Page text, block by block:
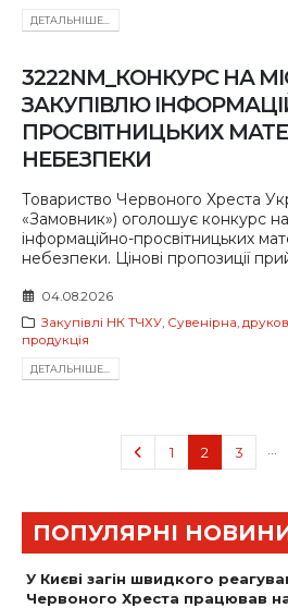
ДЕТАЛЬНIШЕ...
3222NM_КОНКУРС НА
ЗАКУПІВЛЮ
ПРОСВІТНИЦЬКИХ
НЕБЕЗПЕКИ
Товариство Червоного Хреста
«Замовник») оголошує конкурс
інформаційно-просвітницьких
небезпеки. Цінові пропозиції
04.08.2026
Закупівлі НК ТЧХУ, Сувенірна,
продукція
ДЕТАЛЬНIШЕ...
1 2 3
ПОПУЛЯРНІ
У Києві загін швидкого
Червоного Хреста працював